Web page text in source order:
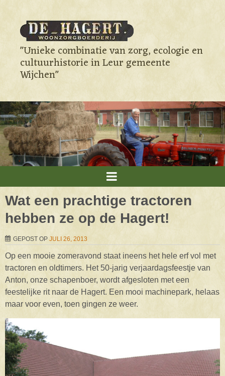
"Unieke combinatie van zorg, ecologie en
cultuurhistorie in Leur gemeente
Wijchen"
Wat een prachtige tractoren
hebben ze op de Hagert!
GEPOST OP JULI 26, 2013
Op een mooie zomeravond staat ineens het hele erf vol met
tractoren en oldtimers. Het 50-jarig verjaardagsfeestje van
Anton, onze schapenboer, wordt afgesloten met een
feestelijke rit naar de Hagert. Een mooi machinepark, helaas
maar voor even, toen gingen ze weer.